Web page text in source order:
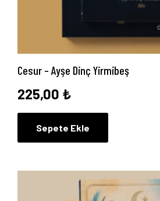
Cesur – Ayşe Dinç Yirmibeş
225,00 ₺
Sepete Ekle